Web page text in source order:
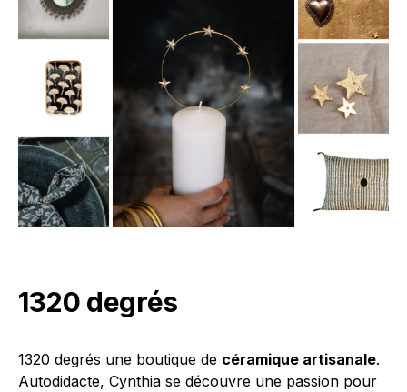
1320 degrés
1320 degrés une boutique de céramique artisanale.
Autodidacte, Cynthia se découvre une passion pour